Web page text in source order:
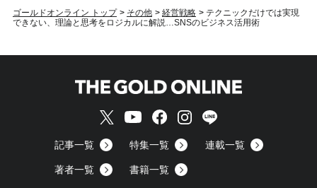
ゴールドオンライン トップ > その他 > 経営戦略 > テクニックだけでは実現
できない、理論と思考をロジカルに解説…SNSのビジネス活用術
記事一覧 特集一覧 連載一覧
著者一覧 書籍一覧